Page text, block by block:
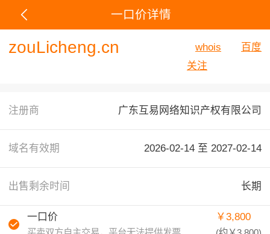
一口价详情
zouLicheng.cn whois
百度
关注
注册商 广东互易网络知识产权有限公司
域名有效期 2026-02-14 至 2027-02-14
出售剩余时间 长期
一口价 ￥3,800